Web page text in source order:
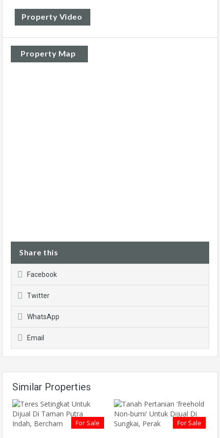
Property Video
Property Map
Share this
Facebook
Twitter
WhatsApp
Email
Similar Properties
For Sale For Sale